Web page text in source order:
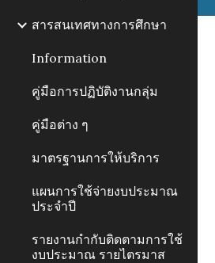
สารสนเทศทางการศึกษา
Information
คู่มือการปฏิบัติงานกลุ่ม
คู่มือต่าง ๆ
มาตรฐานการให้บริการ
แผนการใช้จ่ายงบประมาณ
ประจำปี
รายงานกำกับติดตามการใช้
งบประมาณ รายไตรมาส